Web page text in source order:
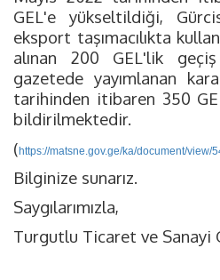
GEL'e yükseltildiği,
eksport taşımacılıkta
alınan 200 GEL'lik
gazetede yayımlanan
tarihinden itibaren 350
bildirilmektedir.
( https://matsne.gov.ge/ka/document/
Bilginize sunarız.
Saygılarımızla,
Turgutlu Ticaret ve Sanayi